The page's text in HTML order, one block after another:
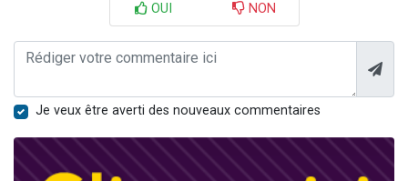
OUI NON
Je veux être averti des nouveaux commentaires